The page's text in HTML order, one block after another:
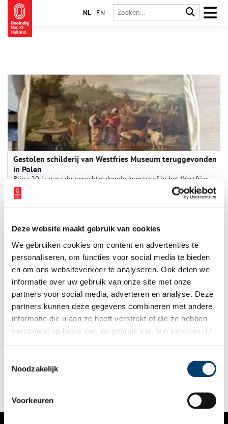
Deze website maakt gebruik van cookies
We gebruiken cookies om content en advertenties te
personaliseren, om functies voor social media te bieden
en om ons websiteverkeer te analyseren. Ook delen we
informatie over uw gebruik van onze site met onze
partners voor social media, adverteren en analyse. Deze
partners kunnen deze gegevens combineren met andere
informatie die u aan ze heeft verstrekt of die ze hebben
verzameld op basis van uw gebruik van hun services. U
Noodzakelijk
Voorkeuren
NL EN
Gestolen schilderij van Westfries Museum teruggevonden
in Polen
Bijna 20 jaar na de geruchtmakende kunstroof in het Westfries
Museum heeft de Poolse politie bij een inval in een
appartement in Krakau het schilderij ‘Rebecca en Eliëzer’ van
de Hoornse schilder Jan Linsen teruggevonden. Het bleek in
museum is zeer verheugd over de vondst. Directeur Ad
Geerdink: “Dit sterkt ons in de overtuiging dat de nu nog
missende 18 kunstwerken ooit ook weer in het museum te
zien zullen zijn.”
Acht keer verdwenen, verminkt en vernield
“Ik heb geen mens aangevallen, alleen maar een schilderij. Ik
kon niet anders!” riep een verwarde man nadat hij in 1975 met
onweerstaanbare drang om het beroemde schilderij toe te
takelen. Kort na de opening van het Rijksmuseum stevende de